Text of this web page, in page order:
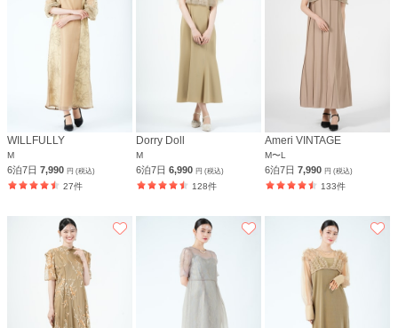
WILLFULLY
M
6泊7日 7,990 円 (税込)
27件
Dorry Doll
M
6泊7日6,990円 (税込)
128件
Ameri VINTAGE
M〜L
6泊7日7,990円 (税込)
133件